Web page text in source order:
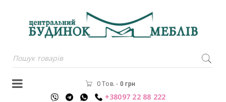
0 Тов. - 0грн
+38097 22 88 222